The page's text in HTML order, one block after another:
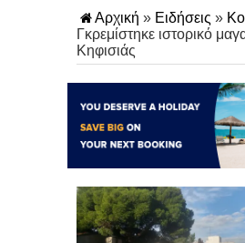
Αρχική » Ειδήσεις »
Γκρεμίστηκε ιστορικό
Κηφισιάς